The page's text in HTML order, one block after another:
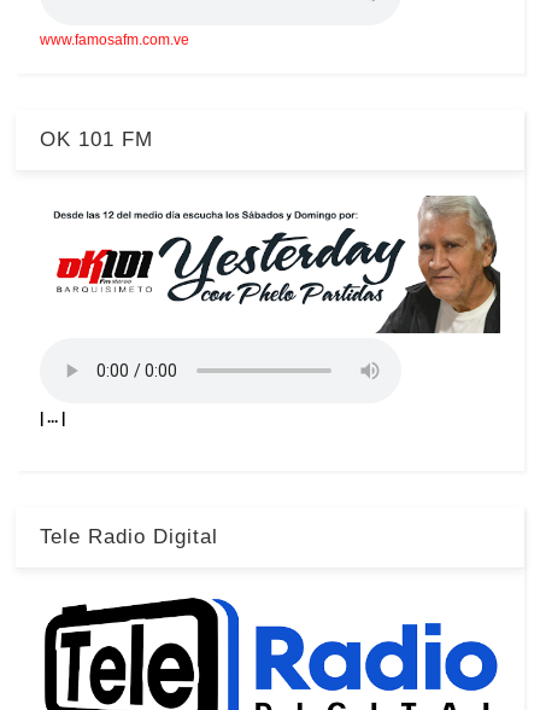
www.famosafm.com.ve
OK 101 FM
| ... |
Tele Radio Digital